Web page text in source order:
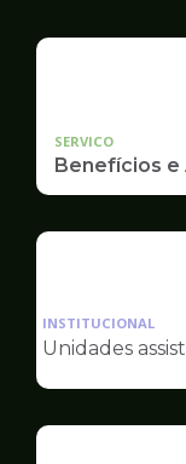
SERVICO
Benefícios e
INSTITUCIONAL
Unidades